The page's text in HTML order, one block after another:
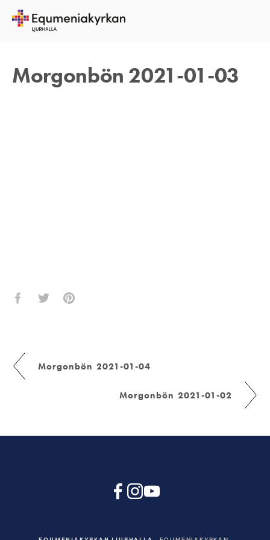
Morgonbön 2021-01-03
3 JANUARI 2021
Morgonbön 2021-01-04
Morgonbön 2021-01-02